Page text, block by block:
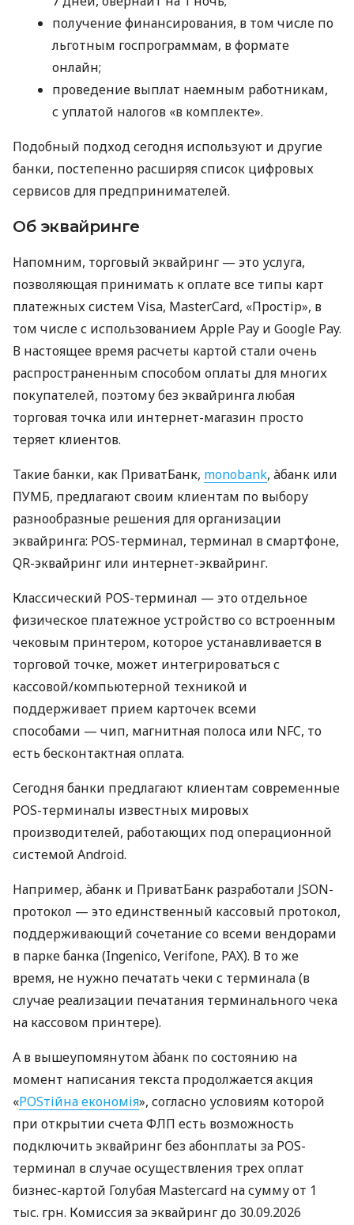
получение финансирования, в том числе по
льготным госпрограммам, в формате
онлайн;
проведение выплат наемным работникам,
с уплатой налогов «в комплекте».
Подобный подход сегодня используют и другие
банки, постепенно расширяя список цифровых
сервисов для предпринимателей.
Об эквайринге
Напомним, торговый эквайринг — это услуга,
позволяющая принимать к оплате все типы карт
платежных систем Visa, MasterCard, «Простір», в
том числе с использованием Apple Pay и Google Pay.
В настоящее время расчеты картой стали очень
распространенным способом оплаты для многих
покупателей, поэтому без эквайринга любая
торговая точка или интернет-магазин просто
теряет клиентов.
Такие банки, как ПриватБанк, monobank, àбанк или
ПУМБ, предлагают своим клиентам по выбору
разнообразные решения для организации
эквайринга: POS-терминал, терминал в смартфоне,
QR-эквайринг или интернет-эквайринг.
Классический POS-терминал — это отдельное
физическое платежное устройство со встроенным
чековым принтером, которое устанавливается в
торговой точке, может интегрироваться с
кассовой/компьютерной техникой и
поддерживает прием карточек всеми
способами — чип, магнитная полоса или NFC, то
есть бесконтактная оплата.
Сегодня банки предлагают клиентам современные
POS-терминалы известных мировых
производителей, работающих под операционной
системой Android.
Например, àбанк и ПриватБанк разработали JSON-
протокол — это единственный кассовый протокол,
поддерживающий сочетание со всеми вендорами
в парке банка (Ingenico, Verifone, PAX). В то же
время, не нужно печатать чеки с терминала (в
случае реализации печатания терминального чека
на кассовом принтере).
А в вышеупомянутом àбанк по состоянию на
момент написания текста продолжается акция
«POSтійна економія», согласно условиям которой
при открытии счета ФЛП есть возможность
подключить эквайринг без абонплаты за POS-
терминал в случае осуществления трех оплат
бизнес-картой Голубая Mastercard на сумму от 1
тыс. грн. Комиссия за эквайринг до 30.09.2026